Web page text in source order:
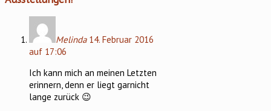
Melinda 14. Februar 2016
auf 17:06
Ich kann mich an meinen Letzten
erinnern, denn er liegt garnicht
lange zurück 😉